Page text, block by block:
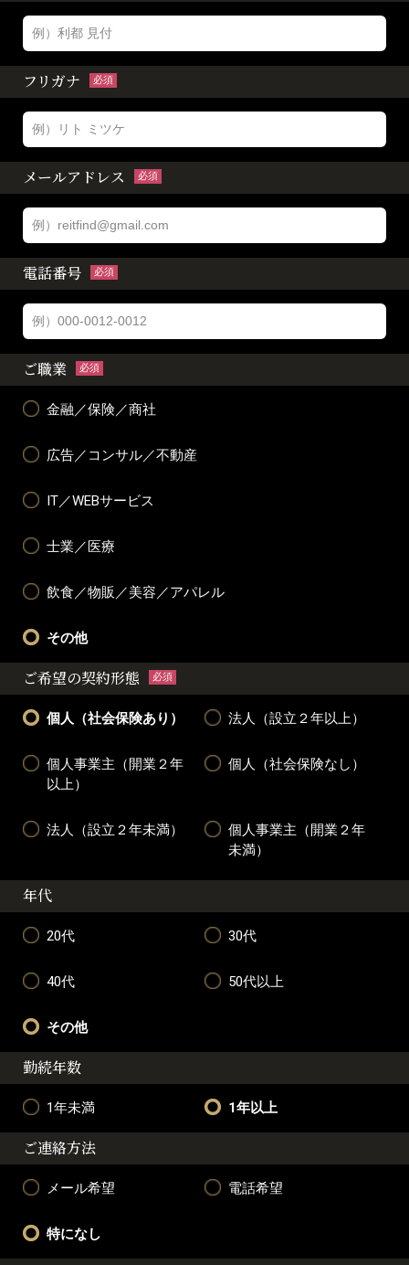
フリガナ 必須
メールアドレス 必須
電話番号 必須
ご職業 必須
金融／保険／商社
広告／コンサル／不動産
IT／WEBサービス
士業／医療
飲食／物販／美容／アパレル
その他
ご希望の契約形態 必須
個人（社会保険あり） 法人（設立２年以上）
個人事業主（開業２年
以上）
個人（社会保険なし）
法人（設立２年未満）
個人事業主（開業２年
未満）
年代
20代 30代
40代 50代以上
その他
勤続年数
1年未満 1年以上
ご連絡方法
メール希望 電話希望
特になし